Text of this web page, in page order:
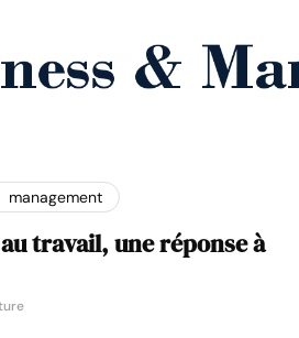
management
travail, une réponse à